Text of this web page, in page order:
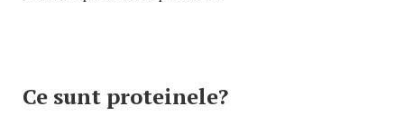
Ce sunt proteinele?